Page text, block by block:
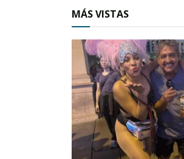
MÁS VISTAS